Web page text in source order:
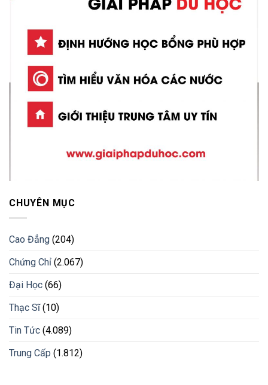
CHUYÊN MỤC
Cao Đẳng (204)
Chứng Chỉ (2.067)
Đại Học (66)
Thạc Sĩ(10)
Tin Tức (4.089)
Trung Cấp (1.812)